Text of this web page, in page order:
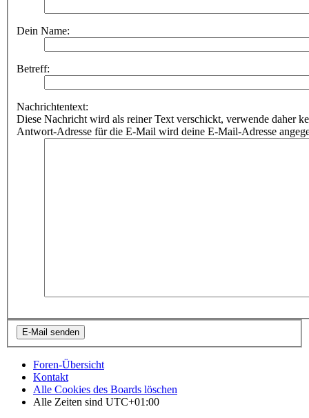
Dein Name:
Betreff:
Nachrichtentext:
Diese Nachricht wird als reiner Text verschickt, verwende daher
Antwort-Adresse für die E-Mail wird deine E-Mail-Adresse
Foren-Übersicht
Kontakt
Alle Cookies des Boards löschen
Alle Zeiten sind UTC+01:00